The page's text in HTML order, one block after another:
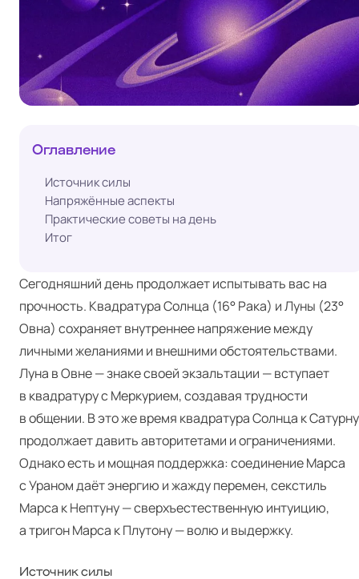
Оглавление
Источник силы
Напряжённые аспекты
Практические советы на день
Итог
Сегодняшний день продолжает испытывать вас на
прочность. Квадратура Солнца (16° Рака) и Луны (23°
Овна) сохраняет внутреннее напряжение между
личными желаниями и внешними обстоятельствами.
Луна в Овне — знаке своей экзальтации — вступает
в квадратуру с Меркурием, создавая трудности
в общении. В это же время квадратура Солнца к Сатурну
продолжает давить авторитетами и ограничениями.
Однако есть и мощная поддержка: соединение Марса
с Ураном даёт энергию и жажду перемен, секстиль
Марса к Нептуну — сверхъестественную интуицию,
а тригон Марса к Плутону — волю и выдержку.
Источник силы